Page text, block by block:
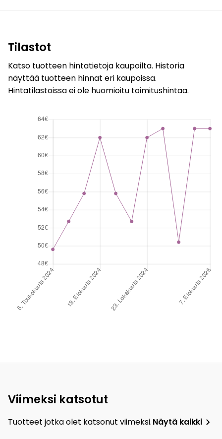
Tilastot
Katso tuotteen hintatietoja kaupoilta. Historia
näyttää tuotteen hinnat eri kaupoissa.
Hintatilastoissa ei ole huomioitu toimitushintaa.
Viimeksi katsotut
Tuotteet jotka olet katsonut viimeksi.Näytä kaikki